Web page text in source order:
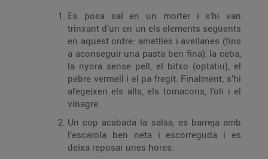
Es posa sal en un morter i s’hi van
trinxant d’un en un els elements següents
en aquest ordre: ametlles i avellanes (fins
a aconseguir una pasta ben fina), la ceba,
la nyora sense pell, el bitxo (optatiu), el
pebre vermell i el pa fregit. Finalment, s’hi
afegeixen els alls, els tomacons, l’oli i el
vinagre.
Un cop acabada la salsa, es barreja amb
l’escarola ben neta i escorreguda i es
deixa reposar unes hores.